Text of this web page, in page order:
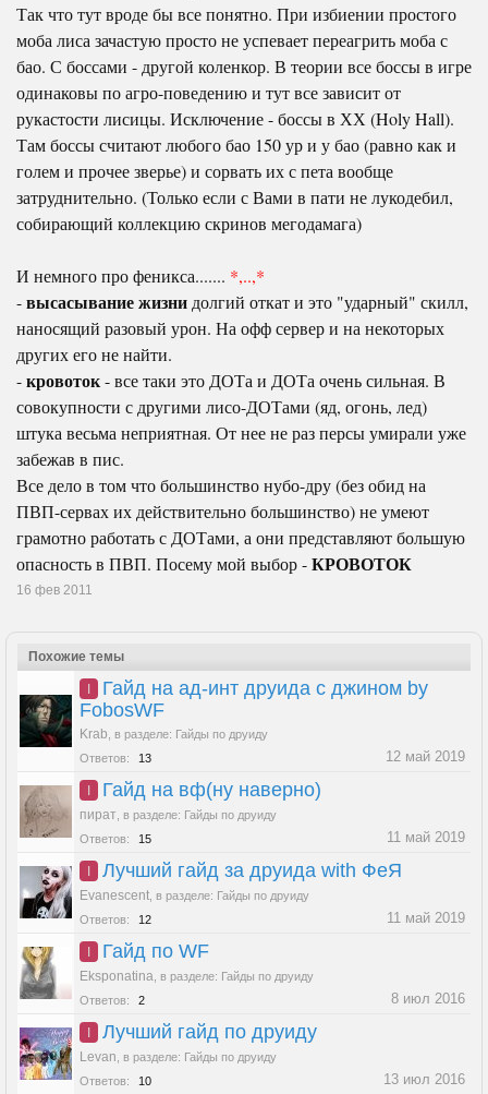
Так что тут вроде бы все понятно. При избиении простого
моба лиса зачастую просто не успевает переагрить моба с
бао. С боссами - другой коленкор. В теории все боссы в игре
одинаковы по агро-поведению и тут все зависит от
рукастости лисицы. Исключение - боссы в ХХ (Holy Hall).
Там боссы считают любого бао 150 ур и у бао (равно как и
голем и прочее зверье) и сорвать их с пета вообще
затруднительно. (Только если с Вами в пати не лукодебил,
собирающий коллекцию скринов мегодамага)
И немного про феникса....... *,..,*
-высасывание жизни долгий откат и это "ударный" скилл,
наносящий разовый урон. На офф сервер и на некоторых
других его не найти.
-кровоток- все таки это ДОТа и ДОТа очень сильная. В
совокупности с другими лисо-ДОТами (яд, огонь, лед)
штука весьма неприятная. От нее не раз персы умирали уже
забежав в пис.
Все дело в том что большинство нубо-дру (без обид на
ПВП-сервах их действительно большинство) не умеют
грамотно работать с ДОТами, а они представляют большую
опасность в ПВП. Посему мой выбор -КРОВОТОК
16 фев 2011
Похожие темы
I
Гайд на ад-инт друида с джином by
FobosWF
Krab в разделе: Гайды по друиду
Ответов:
13 12 май 2019
I Гайд на вф(ну наверно)
пират в разделе: Гайды по друиду
Ответов:
15 11 май 2019
I Лучший гайд за друида with ФеЯ
Evanescent в разделе: Гайды по друиду
Ответов:
12 11 май 2019
I Гайд по WF
Eksponatina в разделе: Гайды по друиду
Ответов:
2 8 июл 2016
I Лучший гайд по друиду
Levan в разделе: Гайды по друиду
Ответов:
10 13 июл 2016